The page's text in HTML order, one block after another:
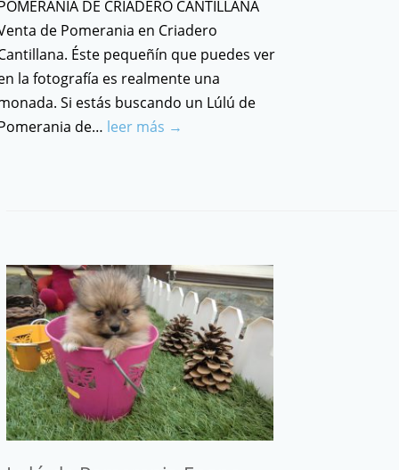
DE CRIADERO CANTILLANA
de Pomerania en Criadero
Éste pequeñín que puedes ver
la fotografía es realmente una
Si estás buscando un Lúlú de
de… leer más →